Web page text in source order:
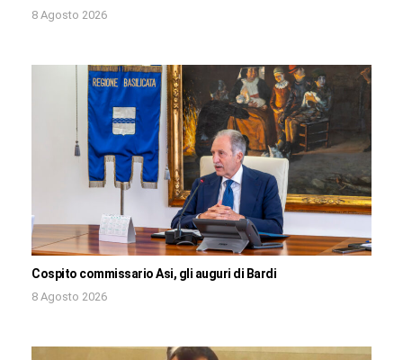
8 Agosto 2026
Cospito commissario Asi, gli auguri di Bardi
8 Agosto 2026